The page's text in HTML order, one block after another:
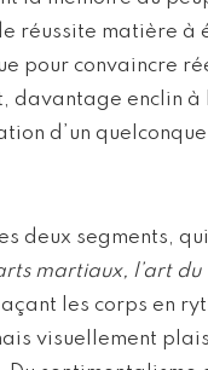
réussite matière à
pour convaincre
davantage enclin à
d’un
deux segments, qui
martiaux, l’art du
les corps en
visuellement